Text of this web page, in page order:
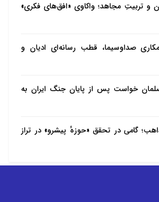
و تربیتِ مجاهد؛ واکاوی «افق‌های فکری»
صداوسیما، قطب رسانه‌ای ادیان و
خواست پس از پایان جنگ ایران به
گامی در تحقق «حوزهٔ پیشرو» در تراز